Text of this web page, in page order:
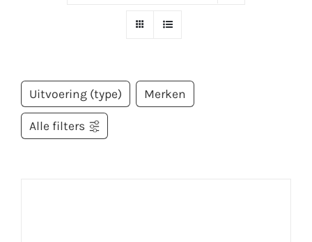
Uitvoering (type) Merken
Alle filters